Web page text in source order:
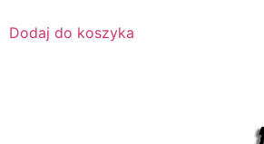
Dodaj do koszyka